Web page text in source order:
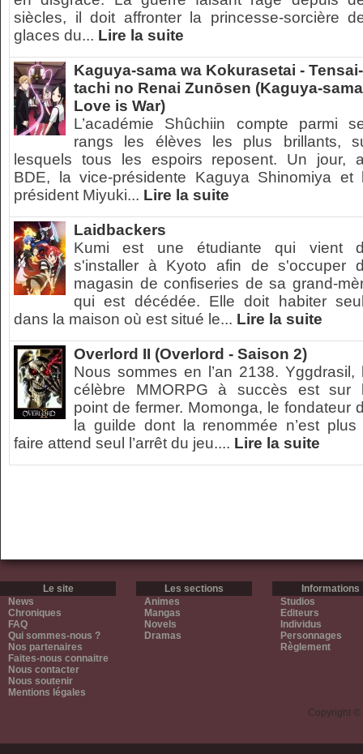
siècles, il doit affronter la princesse-sorcière
glaces du... Lire la suite
Kaguya-sama wa Kokurasetai - Tensai-
tachi no Renai Zunōsen (Kaguya-
Love is War)
L’académie Shûchiin compte parmi
rangs les élèves les plus brillants,
lesquels tous les espoirs reposent. Un jour,
BDE, la vice-présidente Kaguya Shinomiya et
président Miyuki... Lire la suite
Laidbackers
Kumi est une étudiante qui vient
s'installer à Kyoto afin de s'occuper
magasin de confiseries de sa grand-
qui est décédée. Elle doit habiter
dans la maison où est situé le... Lire la suite
Overlord II (Overlord - Saison 2)
Nous sommes en l’an 2138. Yggdrasil,
célèbre MMORPG à succès est sur
point de fermer. Momonga, le fondateur
la guilde dont la renommée n’est plus
faire attend seul l’arrêt du jeu.... Lire la suite
Le site
News
Chroniques
FAQ
Qui sommes-nous ?
Nos partenaires
Faites-nous connaitre
Nous contacter
Nous soutenir
Mentions légales
Les sections
Animes
Mangas
Novels
Dramas
Informations
Studios
Editeurs
Individus
Personnages
Règlement
Copyright ©